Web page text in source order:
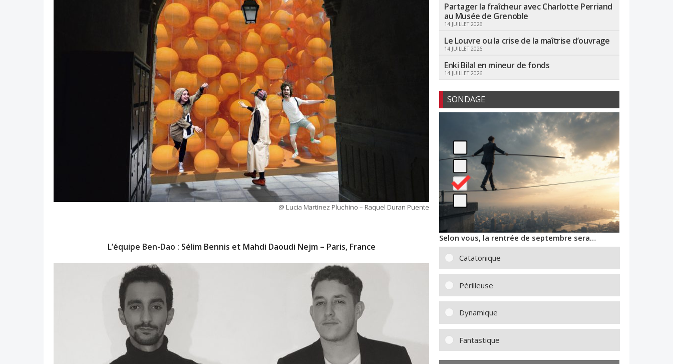
@ Lucia Martinez Pluchino – Raquel Duran Puente
L’équipe Ben-Dao : Sélim Bennis et Mahdi Daoudi Nejm – Paris, France
Partager la fraîcheur avec Charlotte Perriand
au Musée de Grenoble
14 JUILLET 2026
Le Louvre ou la crise de la maîtrise d’ouvrage
14 JUILLET 2026
Enki Bilal en mineur de fonds
14 JUILLET 2026
SONDAGE
Selon vous, la rentrée de septembre sera…
Catatonique
Périlleuse
Dynamique
Fantastique